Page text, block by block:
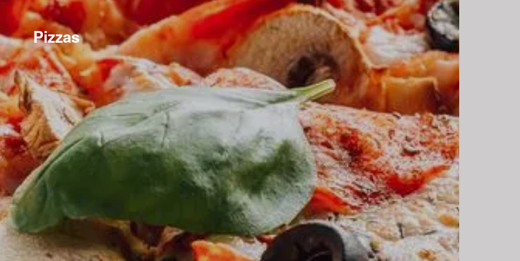
Pizzas